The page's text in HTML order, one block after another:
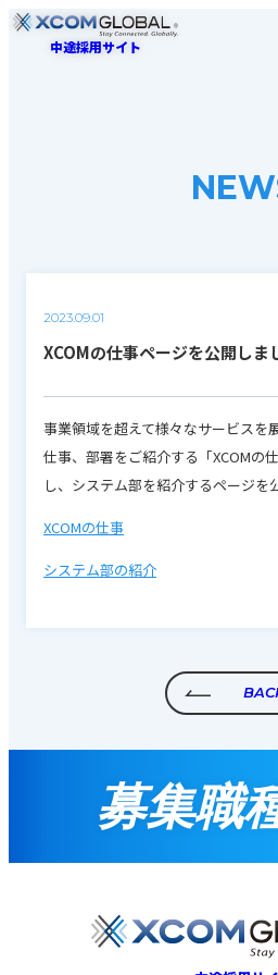
中途採用サイト
2023.09.01
XCOMの仕事ページを公開しま
事業領域を超えて様々なサービスを
仕事、部署をご紹介する「XCOMの
し、システム部を紹介するページを
XCOMの仕事
システム部の紹介
募集職